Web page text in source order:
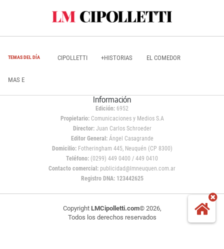
TEMAS DEL DÍA CIPOLLETTI +HISTORIAS EL COMEDOR
MAS E
Información
Edición: 6952
Propietario:Comunicaciones y Medios S.A
Director: Juan Carlos Schroeder
Editor General:Ángel Casagrande
Domicilio:Fotheringham 445, Neuquén (CP 8300)
Teléfono: (0299) 449 0400 / 449 0410
Contacto comercial: publicidad@lmneuquen.com.ar
Registro DNA: 123442625
Copyright LMCipolletti.com© 2026,
Todos los derechos reservados